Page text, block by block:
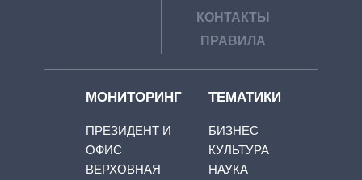
КОНТАКТЫ
ПРАВИЛА
МОНИТОРИНГ
ПРЕЗИДЕНТ И
ОФИС
ВЕРХОВНАЯ
ТЕМАТИКИ
БИЗНЕС
КУЛЬТУРА
НАУКА